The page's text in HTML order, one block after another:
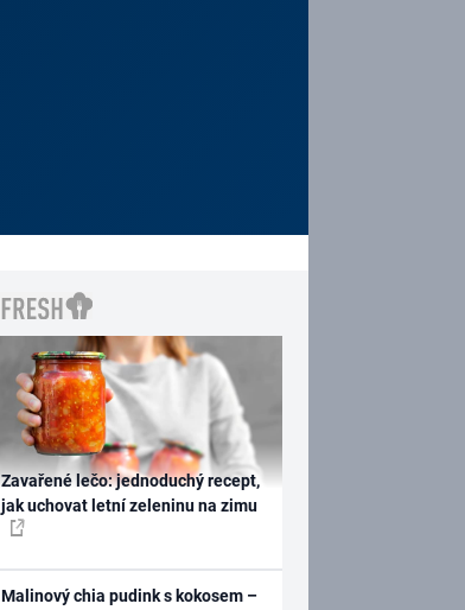
Zavařené lečo: jednoduchý recept,
jak uchovat letní zeleninu na zimu
Malinový chia pudink s kokosem –